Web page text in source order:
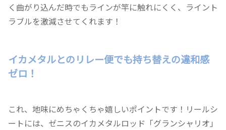
く曲がり込んだ時でもラインが竿に触れにくく、ライント
ラブルを激減させてくれます！
イカメタルとのリレー便でも持ち替えの違和感
ゼロ！
これ、地味にめちゃくちゃ嬉しいポイントです！リールシ
ートには、ゼニスのイカメタルロッド「グランシャリオ」